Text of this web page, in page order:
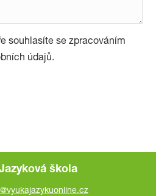
souhlasíte se zpracováním
údajů.
škola